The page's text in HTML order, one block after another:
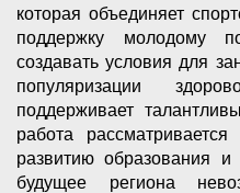
которая объединяет
поддержку молодому
создавать условия для
популяризации
поддерживает
работа
развитию образования и
будущее региона